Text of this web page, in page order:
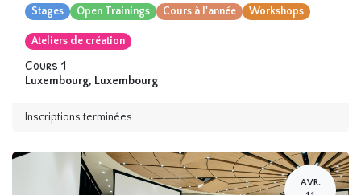
Stages Open Trainings Cours à l'année Workshops
Ateliers de création
Cours 1
Luxembourg, Luxembourg
Inscriptions terminées
AVR.